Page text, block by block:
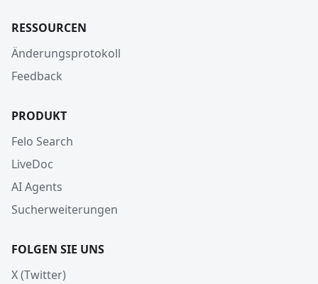
RESSOURCEN
Änderungsprotokoll
Feedback
PRODUKT
Felo Search
LiveDoc
AI Agents
Sucherweiterungen
FOLGEN SIE UNS
X (Twitter)